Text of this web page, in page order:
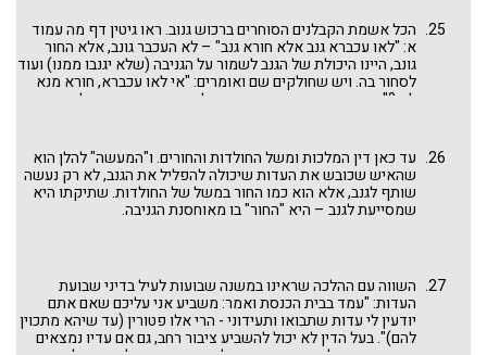
הכל אשמת הקבלנים הסוחרים ברכוש גנוב. ראו גיטין דף מה עמוד
א: "לאו עכברא גנב אלא חורא גנב" – לא העכבר גונב, אלא החור
גונב, היינו היכולת של הגנב לשמור על הגניבה (שלא יגנבו ממנו) ועוד
לסחור בה. ויש שחולקים שם ואומרים: "אי לאו עכברא, חורא מנא
ליה?" סוף סוף הגנב הוא שגנב ואין להאשים את החור. דלת חנות
עד כאן דין המלכות ומשל החולדות והחורים. ו"המעשה" להלן הוא
שהאיש שכובש את העדות שיכולה להפליל את הגנב, לא רק נעשה
שותף לגנב, אלא הוא כמו החור במשל של החולדות. שתיקתו היא
שמסייעת לגנב – היא "החור" בו מאוחסנת הגניבה.
השווה עם ההלכה שראינו במשנה שבועות לעיל בדיני שבועת
העדות: "עמד בבית הכנסת ואמר: משביע אני עליכם שאם אתם
יודעין לי עדות שתבואו ותעידוני - הרי אלו פטורין (עד שיהא מתכוין
להם)". בעל הדין לא יכול להשביע ציבור רחב, גם אם עדיו נמצאים